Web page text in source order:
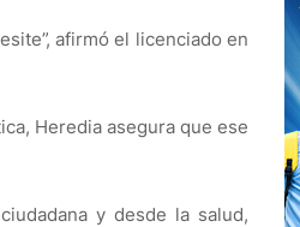
afirmó el licenciado en
Heredia asegura que ese
y desde la salud,